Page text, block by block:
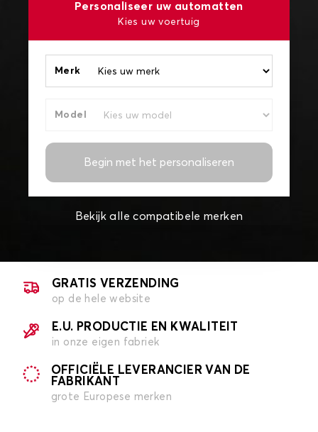
Personaliseer uw automatten
Kies uw voertuig
Merk
Model
Begin met het personaliseren
Bekijk alle compatibele merken
GRATIS VERZENDING
op de hele website
E.U. PRODUCTIE EN KWALITEIT
in onze eigen fabriek
OFFICIËLE LEVERANCIER VAN DE
FABRIKANT
grote Europese merken